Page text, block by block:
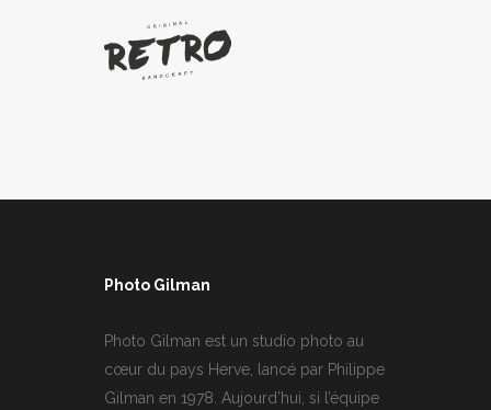
Photo Gilman
Photo Gilman est un studio photo au
cœur du pays Herve, lancé par Philippe
Gilman en 1978. Aujourd’hui, si l’équipe